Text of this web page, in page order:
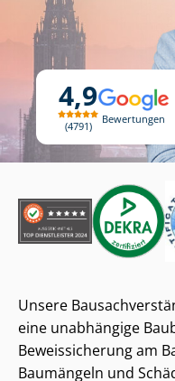
4,9
4791
Bewertungen
Unsere
eine unabhängige
Beweissicherung am
Baumängeln und